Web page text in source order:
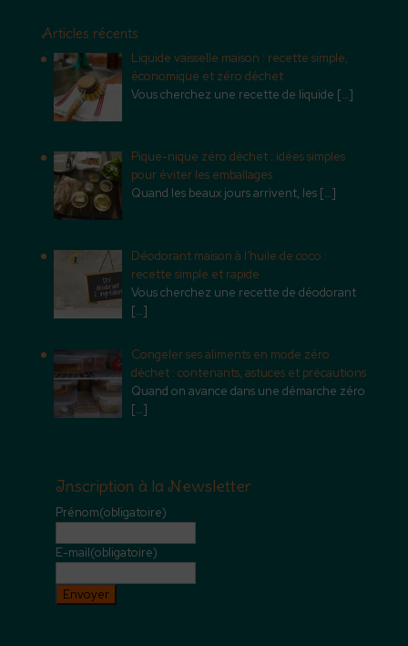
Articles récents
Liquide vaisselle maison : recette simple,
économique et zéro déchet
Vous cherchez une recette de liquide […]
Pique-nique zéro déchet : idées simples
pour éviter les emballages
Quand les beaux jours arrivent, les […]
Déodorant maison à l’huile de coco :
recette simple et rapide
Vous cherchez une recette de déodorant
[…]
Congeler ses aliments en mode zéro
déchet : contenants, astuces et précautions
Quand on avance dans une démarche zéro
[…]
Inscription à la Newsletter
Prénom(obligatoire)
E-mail(obligatoire)
Envoyer